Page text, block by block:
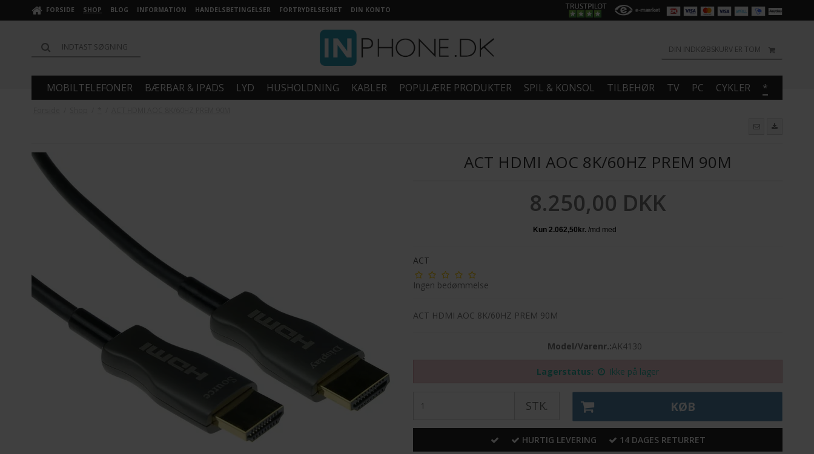
FORSIDE SHOP BLOG INFORMATION HANDELSBETINGELSER FORTRYDELSESRET DIN KONTO
DIN INDKØBSKURV ER TOM
MOBILTELEFONER BÆRBAR & IPADS LYD HUSHOLDNING KABLER POPULÆRE PRODUKTER SPIL & KONSOL TILBEHØR TV PC CYKLER *
ACT HDMI AOC 8K/60HZ PREM 90M
8.250,00 DKK
ACT
Ingen bedømmelse
ACT HDMI AOC 8K/60HZ PREM 90M
Model/Varenr.:AK4130
Lagerstatus: Ikke på lager
STK. KØB
HURTIG LEVERING 14 DAGES RETURRET